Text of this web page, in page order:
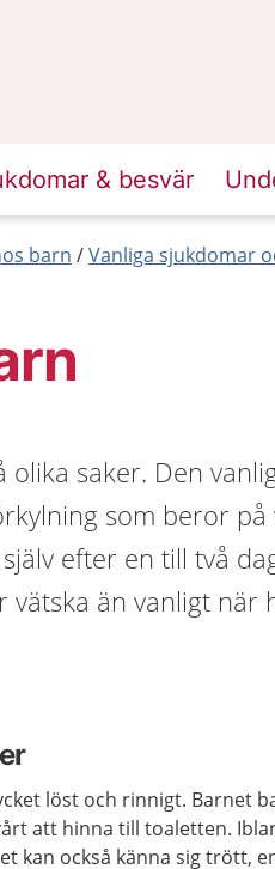
& besvär
barn Vanliga sjukdomar
saker. Den
som beror på
efter en till två
än vanligt när
löst och rinnigt. Barnet
att hinna till toaletten.
kan också känna sig trött,